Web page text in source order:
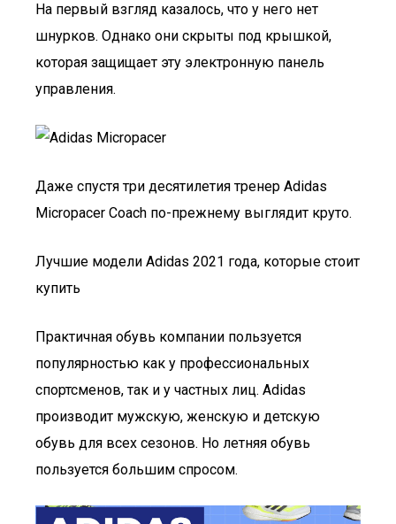
На первый взгляд казалось, что у него нет
шнурков. Однако они скрыты под крышкой,
которая защищает эту электронную панель
управления.
Даже спустя три десятилетия тренер Adidas
Micropacer Coach по-прежнему выглядит круто.
Лучшие модели Adidas 2021 года, которые стоит
купить
Практичная обувь компании пользуется
популярностью как у профессиональных
спортсменов, так и у частных лиц. Adidas
производит мужскую, женскую и детскую
обувь для всех сезонов. Но летняя обувь
пользуется большим спросом.